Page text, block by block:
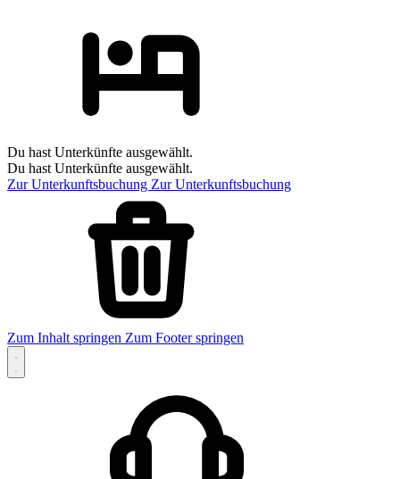
Du hast Unterkünfte ausgewählt.
Du hast Unterkünfte ausgewählt.
Zur Unterkunftsbuchung Zur Unterkunftsbuchung
Zum Inhalt springen Zum Footer springen